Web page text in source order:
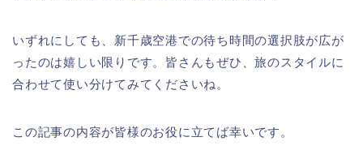
いずれにしても、新千歳空港での待ち時間の選択肢が広が
ったのは嬉しい限りです。皆さんもぜひ、旅のスタイルに
合わせて使い分けてみてくださいね。
この記事の内容が皆様のお役に立てば幸いです。